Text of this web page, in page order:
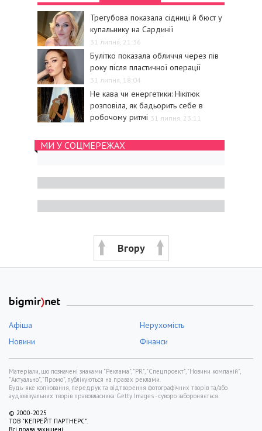
Трегубова показала сідниці й бюст у
купальнику на Сардинії
31 липня, 21:36
Булітко показала обличчя через пів
року після пластичної операції
31 липня, 18:04
Не кава чи енергетики: Нікітюк
розповіла, як бадьорить себе в
робочому ритмі 31 липня, 23:11
МИ У СОЦМЕРЕЖАХ
Вгору
Афіша
Нерухомість
Новини
Фінанси
Матеріали, що позначені знаками "Реклама", "PR", "Спецпроект", "Новини компаній",
"Актуально", "Промо", публікуються на правах реклами.
Будь-яке копіювання, передрук та відтворення фотографічних творів та/або
аудіовізуальних творів правовласника Getty Images - суворо забороняється.
© 2000-2025
ТОВ "КЕПРЕЙТ ПАРТНЕРС".